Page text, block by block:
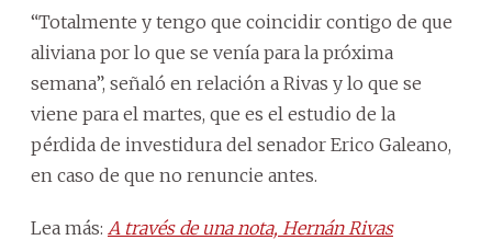
“Totalmente y tengo que coincidir contigo de que
aliviana por lo que se venía para la próxima
semana”, señaló en relación a Rivas y lo que se
viene para el martes, que es el estudio de la
pérdida de investidura del senador Erico Galeano,
en caso de que no renuncie antes.
Lea más: A través de una nota, Hernán Rivas